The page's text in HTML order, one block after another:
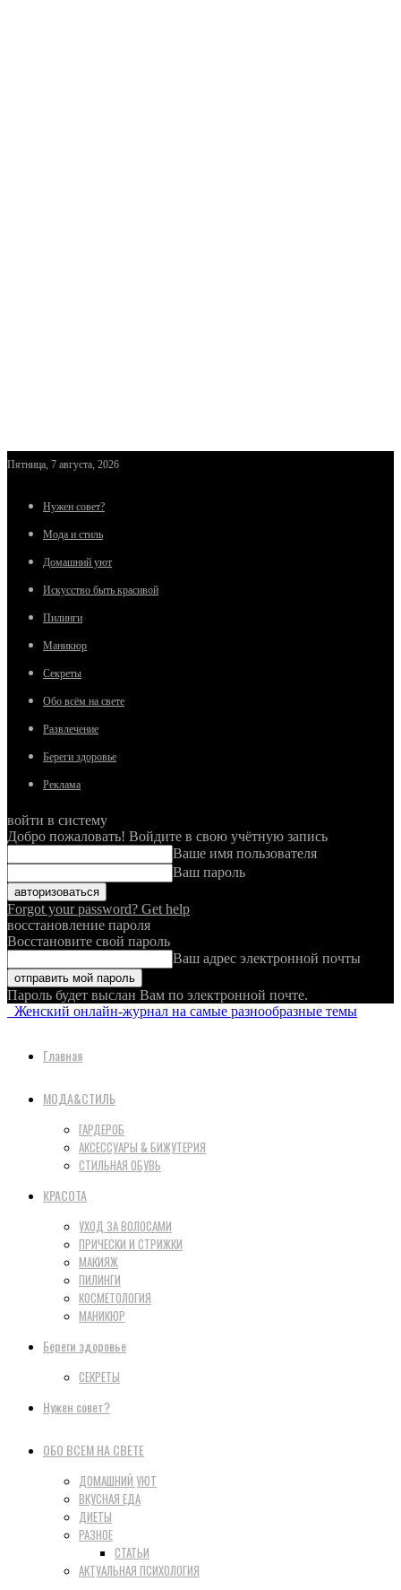
Пятница, 7 августа, 2026
Нужен совет?
Мода и стиль
Домашний уют
Искусство быть красивой
Пилинги
Маникюр
Секреты
Обо всём на свете
Развлечение
Береги здоровье
Реклама
войти в систему
Добро пожаловать! Войдите в свою учётную запись
Ваше имя пользователя
Ваш пароль
Forgot your password? Get help
восстановление пароля
Восстановите свой пароль
Ваш адрес электронной почты
Пароль будет выслан Вам по электронной почте.
Женский онлайн-журнал на самые разнообразные темы
Главная
МОДА&СТИЛЬ
ГАРДЕРОБ
АКСЕССУАРЫ & БИЖУТЕРИЯ
СТИЛЬНАЯ ОБУВЬ
КРАСОТА
УХОД ЗА ВОЛОСАМИ
ПРИЧЕСКИ И СТРИЖКИ
МАКИЯЖ
ПИЛИНГИ
КОСМЕТОЛОГИЯ
МАНИКЮР
Береги здоровье
СЕКРЕТЫ
Нужен совет?
ОБО ВСЕМ НА СВЕТЕ
ДОМАШНИЙ УЮТ
ВКУСНАЯ ЕДА
ДИЕТЫ
РАЗНОЕ
СТАТЬИ
АКТУАЛЬНАЯ ПСИХОЛОГИЯ